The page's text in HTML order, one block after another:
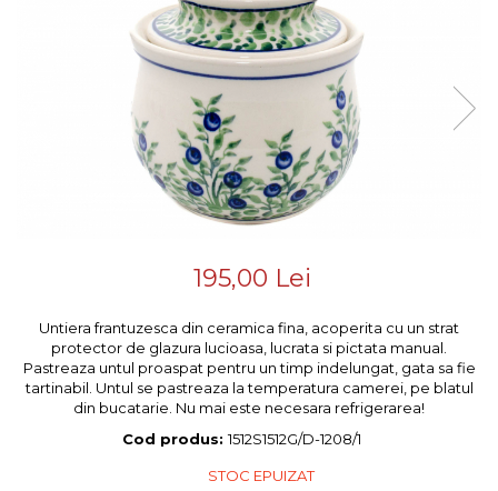
Recipiente depozitare
Accesorii decorative
Colectia Forget-me-nots
Colectia Basket of Blue
Colectiile Country
Colectia Sweet Dreams
Colectia Autumn Garden
Colectia Morning Sunrise
Colectia Infinity
Colectia Morning Glory
Colectia Blue Sea
195,00 Lei
Untiera frantuzesca din ceramica fina, acoperita cu un strat
protector de glazura lucioasa, lucrata si pictata manual.
Pastreaza untul proaspat pentru un timp indelungat, gata sa fie
tartinabil. Untul se pastreaza la temperatura camerei, pe blatul
din bucatarie. Nu mai este necesara refrigerarea!
Cod produs:1512S1512G/D-1208/1
STOC EPUIZAT